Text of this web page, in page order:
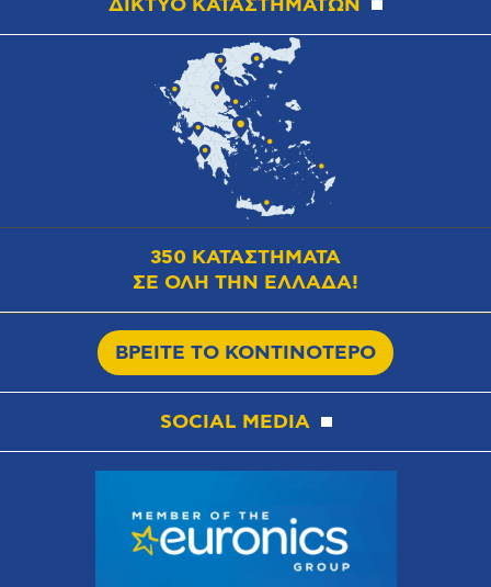
350 ΚΑΤΑΣΤΗΜΑΤΑ
ΣΕ ΟΛΗ ΤΗΝ ΕΛΛΑΔΑ!
ΒΡΕΙΤΕ ΤΟ ΚΟΝΤΙΝΟΤΕΡΟ
SOCIAL MEDIA